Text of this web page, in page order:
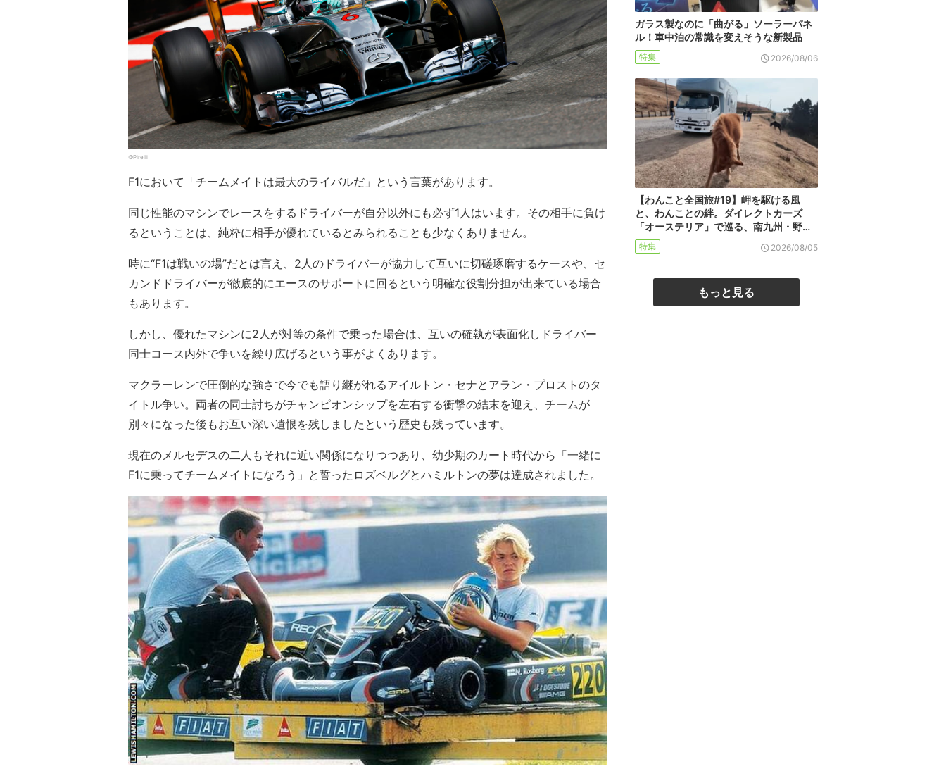
©Pirelli
F1において「チームメイトは最大のライバルだ」という言葉があります。
同じ性能のマシンでレースをするドライバーが自分以外にも必ず1人はいます。その相手に負け
るということは、純粋に相手が優れているとみられることも少なくありません。
時に“F1は戦いの場”だとは言え、2人のドライバーが協力して互いに切磋琢磨するケースや、セ
カンドドライバーが徹底的にエースのサポートに回るという明確な役割分担が出来ている場合
もあります。
しかし、優れたマシンに2人が対等の条件で乗った場合は、互いの確執が表面化しドライバー
同士コース内外で争いを繰り広げるという事がよくあります。
マクラーレンで圧倒的な強さで今でも語り継がれるアイルトン・セナとアラン・プロストのタ
イトル争い。両者の同士討ちがチャンピオンシップを左右する衝撃の結末を迎え、チームが
別々になった後もお互い深い遺恨を残しましたという歴史も残っています。
現在のメルセデスの二人もそれに近い関係になりつつあり、幼少期のカート時代から「一緒に
F1に乗ってチームメイトになろう」と誓ったロズベルグとハミルトンの夢は達成されました。
ガラス製なのに「曲がる」ソーラーパネ
ル！車中泊の常識を変えそうな新製品
特集 2026/08/06
【わんこと全国旅#19】岬を駆ける風
と、わんことの絆。ダイレクトカーズ
「オーステリア」で巡る、南九州・野…
特集 2026/08/05
もっと見る